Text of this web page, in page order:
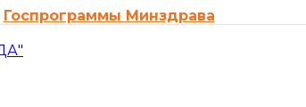
Госпрограммы Минздрава